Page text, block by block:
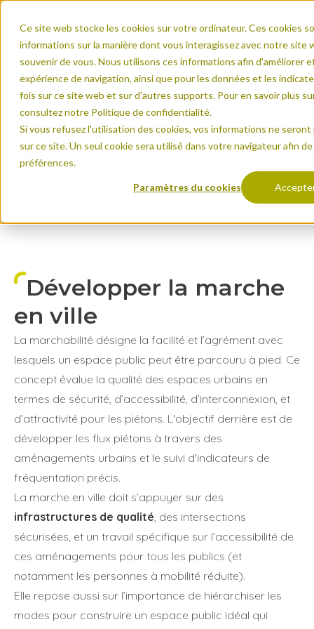
Ce site web stocke les cookies sur votre ordinateur. Ces cookies
informations sur la manière dont vous interagissez avec notre
souvenir de vous. Nous utilisons ces informations afin d'améliorer
expérience de navigation, ainsi que pour les données et les
fois sur ce site web et sur d'autres supports. Pour en savoir plus
consultez notre Politique de confidentialité.
Si vous refusez l'utilisation des cookies, vos informations ne
sur ce site. Un seul cookie sera utilisé dans votre navigateur afin
préférences.
Paramètres du cookies
Accueil
Espaces urbains
Développer la marche
en ville
La marchabilité désigne la facilité et l’agrément avec
lesquels un espace public peut être parcouru à pied. Ce
concept évalue la qualité des espaces urbains en
termes de sécurité, d’accessibilité, d’interconnexion, et
d’attractivité pour les piétons. L'objectif derrière est de
développer les flux piétons à travers des
aménagements urbains et le suivi d'indicateurs de
fréquentation précis.
La marche en ville doit s’appuyer sur des
infrastructures de qualité, des intersections
sécurisées, et un travail spécifique sur l’accessibilité de
ces aménagements pour tous les publics (et
notamment les personnes à mobilité réduite).
Elle repose aussi sur l’importance de hiérarchiser les
modes pour construire un espace public idéal qui
Prénom *
Type d'organisation
Organisation
Si vous consentez à ce que nous vous contactions à propos de
produits, services ou de notre univers, veuillez cocher la case
correspondante ci-après :
Afin de vous fournir le contenu demandé, nous devons stocker
vos données personnelles. Si vous nous autorisez à stocker vos
personnelles à cette fin, cochez la case ci-dessous.
J'accepte que Quanteo Group stocke et traite mes
personnelles.*
Recevoir le rapport par
email
Prénom
Type d'organisation
Organisation
Si vous consentez à ce que nous vous contactions à propos de
produits, services ou de notre univers, veuillez cocher la case
correspondante ci-après :
J'accepte de recevoir d'autres communications de
Group.
Afin de vous fournir le contenu demandé, nous devons stocker
vos données personnelles. Si vous nous autorisez à stocker vos
personnelles à cette fin, cochez la case ci-dessous.
J'accepte que Quanteo Group stocke et traite mes